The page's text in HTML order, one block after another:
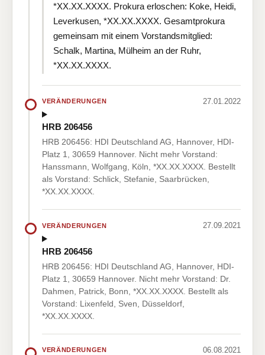
*XX.XX.XXXX. Prokura erloschen: Koke, Heidi,
Leverkusen, *XX.XX.XXXX. Gesamtprokura
gemeinsam mit einem Vorstandsmitglied:
Schalk, Martina, Mülheim an der Ruhr,
*XX.XX.XXXX.
VERÄNDERUNGEN 27.01.2022
HRB 206456
HRB 206456: HDI Deutschland AG, Hannover, HDI-
Platz 1, 30659 Hannover. Nicht mehr Vorstand:
Hanssmann, Wolfgang, Köln, *XX.XX.XXXX. Bestellt
als Vorstand: Schlick, Stefanie, Saarbrücken,
*XX.XX.XXXX.
VERÄNDERUNGEN 27.09.2021
HRB 206456
HRB 206456: HDI Deutschland AG, Hannover, HDI-
Platz 1, 30659 Hannover. Nicht mehr Vorstand: Dr.
Dahmen, Patrick, Bonn, *XX.XX.XXXX. Bestellt als
Vorstand: Lixenfeld, Sven, Düsseldorf,
*XX.XX.XXXX.
VERÄNDERUNGEN 06.08.2021